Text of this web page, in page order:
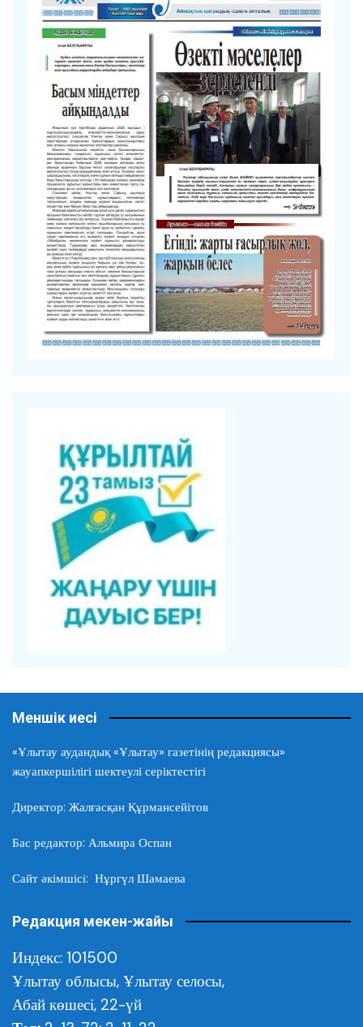
Меншік иесі
«Ұлытау аудандық «Ұлытау» газетінің редакциясы»
жауапкершілігі шектеулі серіктестігі
Директор: Жалғасқан Құрмансейітов
Бас редактор: Альмира Оспан
Сайт әкімшісі: Нұргүл Шамаева
Редакция мекен-жайы
Индекс: 101500
Ұлытау облысы, Ұлытау селосы,
Абай көшесі, 22-үй